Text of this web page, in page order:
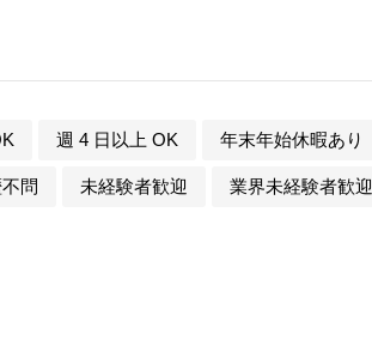
週 4 日以上 OK 年末年始休暇あり
問 未経験者歓迎 業界未経験者歓迎